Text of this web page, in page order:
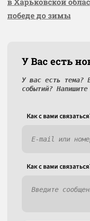
победе до зимы
У Вас есть
У вас есть тема?
событий?
Как c вами
Как c вами